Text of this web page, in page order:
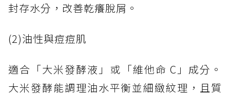
封存水分，改善乾癢脫屑。
(2)油性與痘痘肌
適合「大米發酵液」或「維他命 C」成分。
大米發酵能調理油水平衡並細緻紋理，且質